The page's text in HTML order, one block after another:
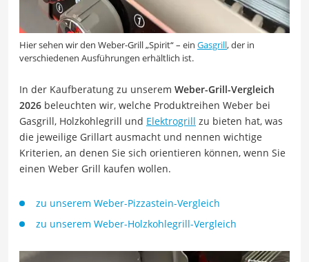
Hier sehen wir den Weber-Grill „Spirit“ – ein Gasgrill, der in
verschiedenen Ausführungen erhältlich ist.
In der Kaufberatung zu unserem Weber-Grill-Vergleich
2026 beleuchten wir, welche Produktreihen Weber bei
Gasgrill, Holzkohlegrill und Elektrogrill zu bieten hat, was
die jeweilige Grillart ausmacht und nennen wichtige
Kriterien, an denen Sie sich orientieren können, wenn Sie
einen Weber Grill kaufen wollen.
zu unserem Weber-Pizzastein-Vergleich
zu unserem Weber-Holzkohlegrill-Vergleich